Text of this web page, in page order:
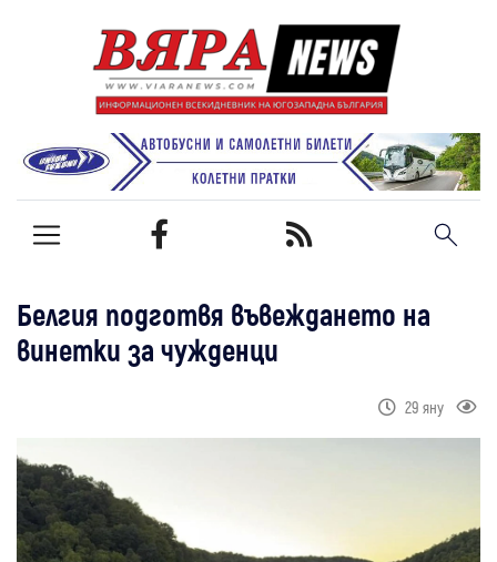
Белгия подготвя въвеждането на
винетки за чужденци
29 яну